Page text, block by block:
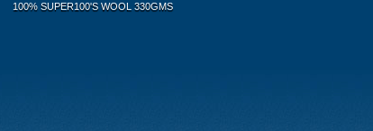
100% SUPER100'S WOOL 330GMS